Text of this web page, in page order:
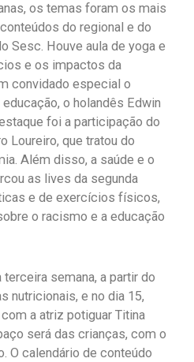
os temas foram os mais
do regional e do
Sesc. Houve aula de yoga e
e os impactos da
convidado especial o
o holandês Edwin
foi a participação do
Loureiro, que tratou do
Além disso, a saúde e o
as lives da segunda
e de exercícios físicos,
o racismo e a educação
semana, a partir do
nutricionais, e no dia 15,
a atriz potiguar Titina
será das crianças, com o
O calendário de conteúdo